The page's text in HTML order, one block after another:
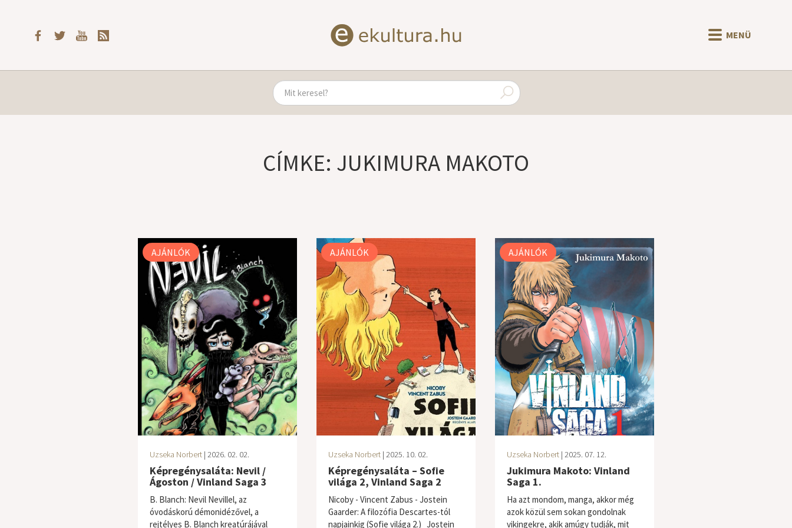
MENÜ
CÍMKE: JUKIMURA MAKOTO
AJÁNLÓK
Uzseka Norbert | 2026. 02. 02.
Képregénysaláta: Nevil /
Ágoston / Vinland Saga 3
B. Blanch: Nevil Nevillel, az
óvodáskorú démonidézővel, a
rejtélyes B. Blanch kreatúrájával
AJÁNLÓK
Uzseka Norbert | 2025. 10. 02.
Képregénysaláta – Sofie
világa 2, Vinland Saga 2
Nicoby - Vincent Zabus - Jostein
Gaarder: A ​filozófia Descartes-tól
napjainkig (Sofie világa 2.) Jostein
AJÁNLÓK
Uzseka Norbert | 2025. 07. 12.
Jukimura Makoto: Vinland
Saga 1.
Ha azt mondom, manga, akkor még
azok közül sem sokan gondolnak
vikingekre, akik amúgy tudják, mit